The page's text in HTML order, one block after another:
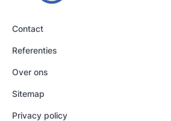
Contact
Referenties
Over ons
Sitemap
Privacy policy